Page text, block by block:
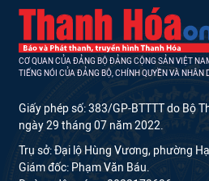
CƠ QUAN CỦA ĐẢNG BỘ ĐẢNG CỘNG SẢN VIỆT
TIẾNG NÓI CỦA ĐẢNG BỘ, CHÍNH QUYỀN VÀ
Giấy phép số: 383/GP-BTTTT do Bộ
ngày 29 tháng 07 năm 2022.
Trụ sở: Đại lộ Hùng Vương, phường
Giám đốc: Phạm Văn Báu.